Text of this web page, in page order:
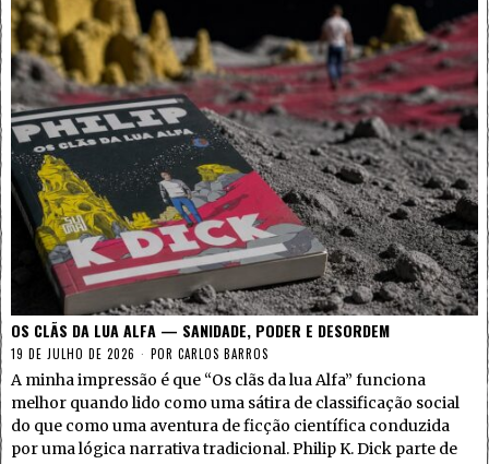
OS CLÃS DA LUA ALFA — SANIDADE, PODER E DESORDEM
19 DE JULHO DE 2026 POR CARLOS BARROS
A minha impressão é que “Os clãs da lua Alfa” funciona
melhor quando lido como uma sátira de classificação social
do que como uma aventura de ficção científica conduzida
por uma lógica narrativa tradicional. Philip K. Dick parte de